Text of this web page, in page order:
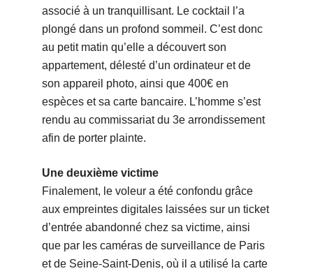
associé à un tranquillisant. Le cocktail l’a
plongé dans un profond sommeil. C’est donc
au petit matin qu’elle a découvert son
appartement, délesté d’un ordinateur et de
son appareil photo, ainsi que 400€ en
espèces et sa carte bancaire. L’homme s’est
rendu au commissariat du 3e arrondissement
afin de porter plainte.
Une deuxième victime
Finalement, le voleur a été confondu grâce
aux empreintes digitales laissées sur un ticket
d’entrée abandonné chez sa victime, ainsi
que par les caméras de surveillance de Paris
et de Seine-Saint-Denis, où il a utilisé la carte